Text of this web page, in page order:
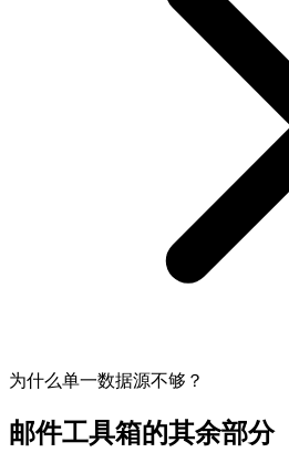
为什么单一数据源不够？
邮件工具箱的其余部分